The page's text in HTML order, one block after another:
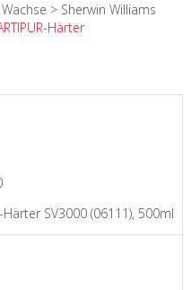
> Sherwin Williams
Härter
Härter SV3000 (06111), 500ml